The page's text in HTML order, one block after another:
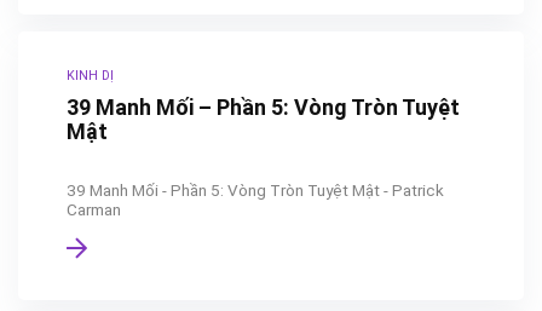
KINH DỊ
39 Manh Mối – Phần 5: Vòng Tròn Tuyệt
Mật
39 Manh Mối - Phần 5: Vòng Tròn Tuyệt Mật - Patrick
Carman